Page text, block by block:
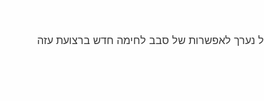
נערך לאפשרות של סבב לחימה חדש ברצועת עזה